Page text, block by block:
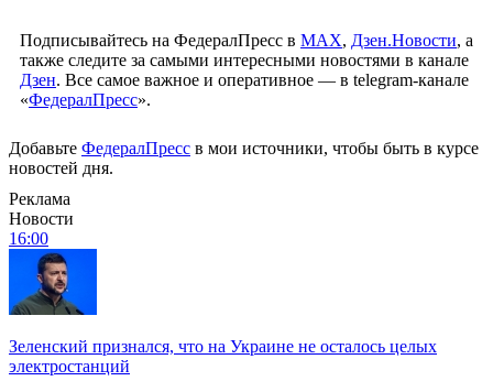
Подписывайтесь на ФедералПресс в МАХ, Дзен.Новости, а
также следите за самыми интересными новостями в канале
Дзен. Все самое важное и оперативное — в telegram-канале
«ФедералПресс».
Добавьте ФедералПресс в мои источники, чтобы быть в курсе
новостей дня.
Реклама
Новости
16:00
Зеленский признался, что на Украине не осталось целых
электростанций